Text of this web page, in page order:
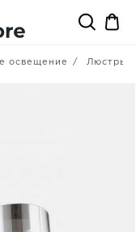
освещение Люстры